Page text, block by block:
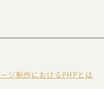
ジ制作におけるPHPとは